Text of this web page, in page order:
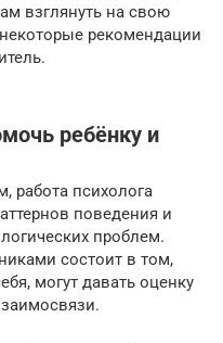
взглянуть на свою
рекомендации
ребёнку и
работа психолога
поведения и
проблем.
состоит в том,
могут давать оценку